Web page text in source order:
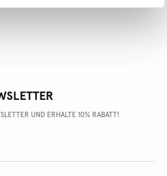
UND ERHALTE 10% RABATT!